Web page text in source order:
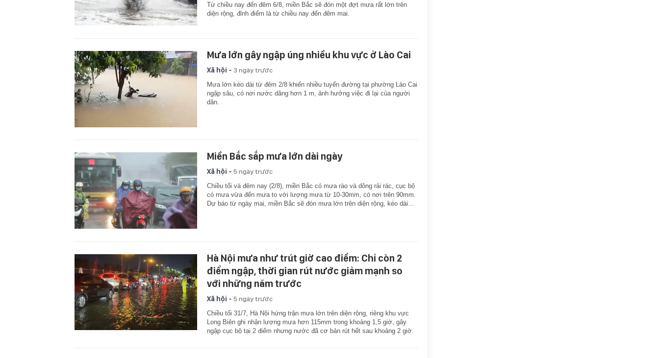
Từ chiều nay đến đêm 6/8, miền Bắc sẽ đón một đợt mưa rất lớn trên
diện rộng, đỉnh điểm là từ chiều nay đến đêm mai.
Mưa lớn gây ngập úng nhiều khu vực ở Lào Cai
Xã hội - 3 ngày trước
Mưa lớn kéo dài từ đêm 2/8 khiến nhiều tuyến đường tại phường Lào Cai
ngập sâu, có nơi nước dâng hơn 1 m, ảnh hưởng việc đi lại của người
dân.
Miền Bắc sắp mưa lớn dài ngày
Xã hội - 5 ngày trước
Chiều tối và đêm nay (2/8), miền Bắc có mưa rào và dông rải rác, cục bộ
có mưa vừa đến mưa to với lượng mưa từ 10-30mm, có nơi trên 90mm.
Dự báo từ ngày mai, miền Bắc sẽ đón mưa lớn trên diện rộng, kéo dài…
Hà Nội mưa như trút giờ cao điểm: Chỉ còn 2
điểm ngập, thời gian rút nước giảm mạnh so
với những năm trước
Xã hội - 5 ngày trước
Chiều tối 31/7, Hà Nội hứng trận mưa lớn trên diện rộng, riêng khu vực
Long Biên ghi nhận lượng mưa hơn 115mm trong khoảng 1,5 giờ, gây
ngập cục bộ tại 2 điểm nhưng nước đã cơ bản rút hết sau khoảng 2 giờ.